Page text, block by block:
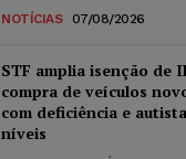
NOTÍCIAS 07/08/2026
STF amplia isenção de
compra de veículos
com deficiência e
níveis